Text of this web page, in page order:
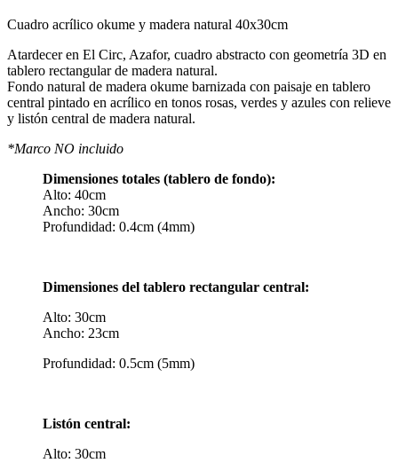
Cuadro acrílico okume y madera natural 40x30cm
Atardecer en El Circ, Azafor, cuadro abstracto con geometría 3D en
tablero rectangular de madera natural.
Fondo natural de madera okume barnizada con paisaje en tablero
central pintado en acrílico en tonos rosas, verdes y azules con relieve
y listón central de madera natural.
*Marco NO incluido
Dimensiones totales (tablero de fondo):
Alto: 40cm
Ancho: 30cm
Profundidad: 0.4cm (4mm)
Dimensiones del tablero rectangular central:
Alto: 30cm
Ancho: 23cm
Profundidad: 0.5cm (5mm)
Listón central:
Alto: 30cm